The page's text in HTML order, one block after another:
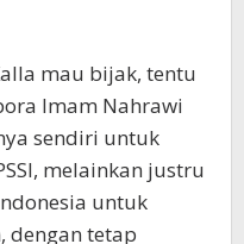
mau bijak, tentu
Imam Nahrawi
sendiri untuk
melainkan justru
untuk
dengan tetap